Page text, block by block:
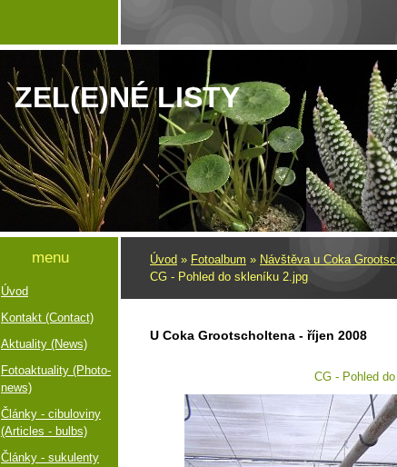
ZEL(E)NÉ LISTY
Úvod » Fotoalbum » Návštěva u Coka
CG - Pohled do skleníku 2.jpg
U Coka Grootscholtena - říjen 2008
CG - Pohled
menu
Úvod
Kontakt (Contact)
Aktuality (News)
Fotoaktuality (Photo-
news)
Články - cibuloviny
(Articles - bulbs)
Články - sukulenty